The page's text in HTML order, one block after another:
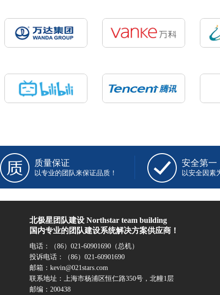
质量保证
以专业的团队来保证品质！
安全第一
以安全因素
北极星团队建设 Northstar team building
国内专业的团队建设系统解决方案供应商！
电话：（86）021-60901690（总机）
投诉电话：（86）021-60901690
邮箱：kevin@021stars.com
联系地址：上海市杨浦区恒仁路350号，北幢1层
邮编：200438